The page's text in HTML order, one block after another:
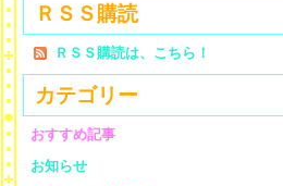
ＲＳＳ購読
ＲＳＳ購読は、こちら！
カテゴリー
おすすめ記事
お知らせ